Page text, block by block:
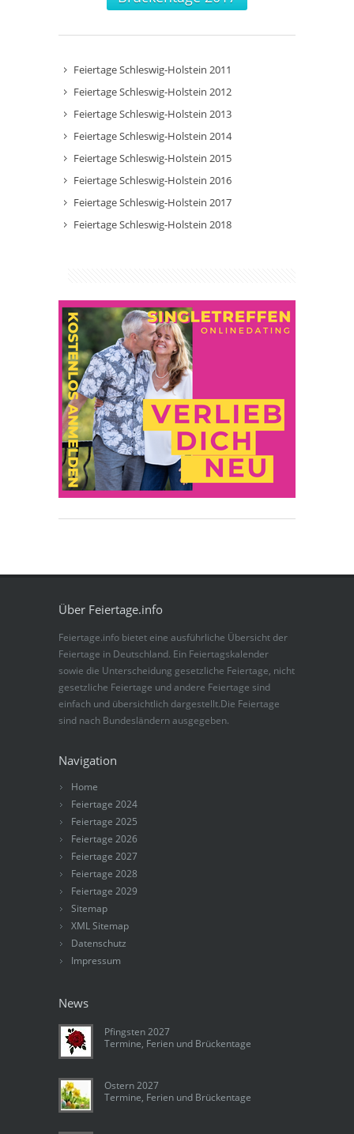
Feiertage Schleswig-Holstein 2011
Feiertage Schleswig-Holstein 2012
Feiertage Schleswig-Holstein 2013
Feiertage Schleswig-Holstein 2014
Feiertage Schleswig-Holstein 2015
Feiertage Schleswig-Holstein 2016
Feiertage Schleswig-Holstein 2017
Feiertage Schleswig-Holstein 2018
Über Feiertage.info
Feiertage.info bietet eine ausführliche Übersicht der
Feiertage in Deutschland. Ein Feiertagskalender
sowie die Unterscheidung gesetzliche Feiertage, nicht
gesetzliche Feiertage und andere Feiertage sind
einfach und übersichtlich dargestellt.Die Feiertage
sind nach Bundesländern ausgegeben.
Navigation
Home
Feiertage 2024
Feiertage 2025
Feiertage 2026
Feiertage 2027
Feiertage 2028
Feiertage 2029
Sitemap
XML Sitemap
Datenschutz
Impressum
News
Pfingsten 2027
Termine, Ferien und Brückentage
Ostern 2027
Termine, Ferien und Brückentage